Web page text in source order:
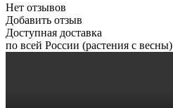
Нет отзывов
Добавить отзыв
Доступная доставка
по всей России (растения с весны)